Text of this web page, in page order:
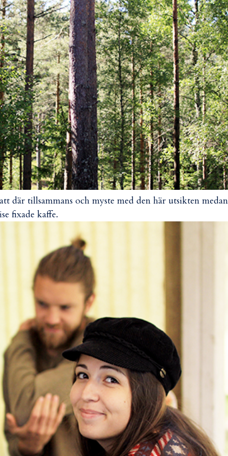
där tillsammans och myste med den här utsikten medan
fixade kaffe.